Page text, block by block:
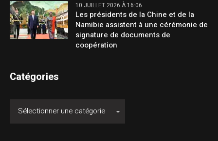
10 JUILLET 2026 À 16:06
Les présidents de la Chine et de la
Namibie assistent à une cérémonie de
signature de documents de
coopération
Catégories